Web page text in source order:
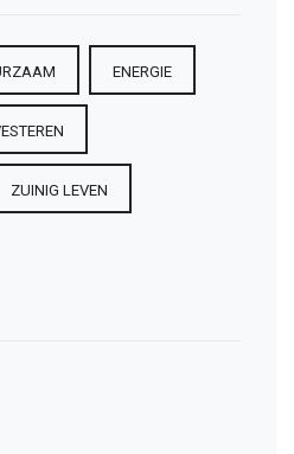
ENERGIE
ZUINIG LEVEN